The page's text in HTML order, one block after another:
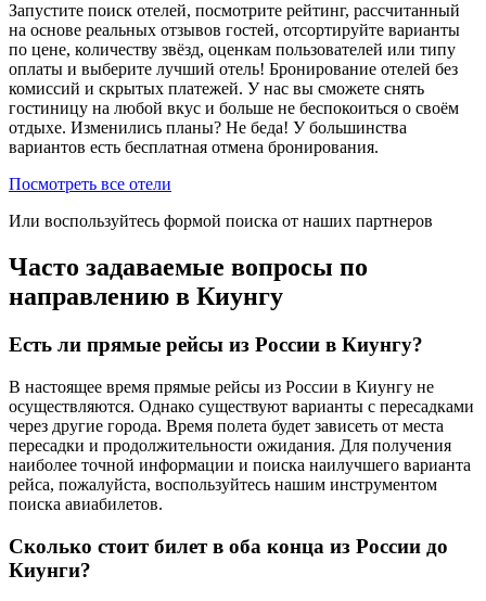
Запустите поиск отелей, посмотрите рейтинг, рассчитанный
на основе реальных отзывов гостей, отсортируйте варианты
по цене, количеству звёзд, оценкам пользователей или типу
оплаты и выберите лучший отель! Бронирование отелей без
комиссий и скрытых платежей. У нас вы сможете снять
гостиницу на любой вкус и больше не беспокоиться о своём
отдыхе. Изменились планы? Не беда! У большинства
вариантов есть бесплатная отмена бронирования.
Посмотреть все отели
Или воспользуйтесь формой поиска от наших партнеров
Часто задаваемые вопросы по
направлению в Киунгу
Есть ли прямые рейсы из России в Киунгу?
В настоящее время прямые рейсы из России в Киунгу не
осуществляются. Однако существуют варианты с пересадками
через другие города. Время полета будет зависеть от места
пересадки и продолжительности ожидания. Для получения
наиболее точной информации и поиска наилучшего варианта
рейса, пожалуйста, воспользуйтесь нашим инструментом
поиска авиабилетов.
Сколько стоит билет в оба конца из России до
Киунги?